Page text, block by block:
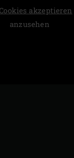
akzeptieren
anzusehen